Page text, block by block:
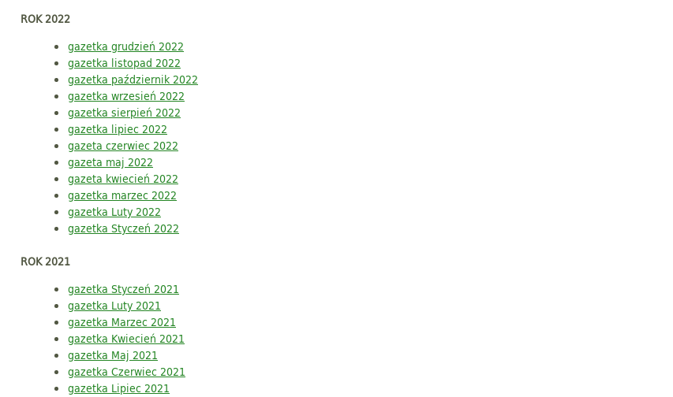
ROK 2022
gazetka grudzień 2022
gazetka listopad 2022
gazetka październik 2022
gazetka wrzesień 2022
gazetka sierpień 2022
gazetka lipiec 2022
gazeta czerwiec 2022
gazeta maj 2022
gazeta kwiecień 2022
gazetka marzec 2022
gazetka Luty 2022
gazetka Styczeń 2022
ROK 2021
gazetka Styczeń 2021
gazetka Luty 2021
gazetka Marzec 2021
gazetka Kwiecień 2021
gazetka Maj 2021
gazetka Czerwiec 2021
gazetka Lipiec 2021